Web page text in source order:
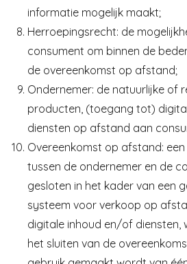
informatie mogelijk maakt;
Herroepingsrecht: de
consument om binnen de
de overeenkomst op afstand;
Ondernemer: de natuurlijke of
producten, (toegang tot)
diensten op afstand aan
Overeenkomst op afstand:
tussen de ondernemer en de
gesloten in het kader van een
systeem voor verkoop op
digitale inhoud en/of diensten,
het sluiten van de